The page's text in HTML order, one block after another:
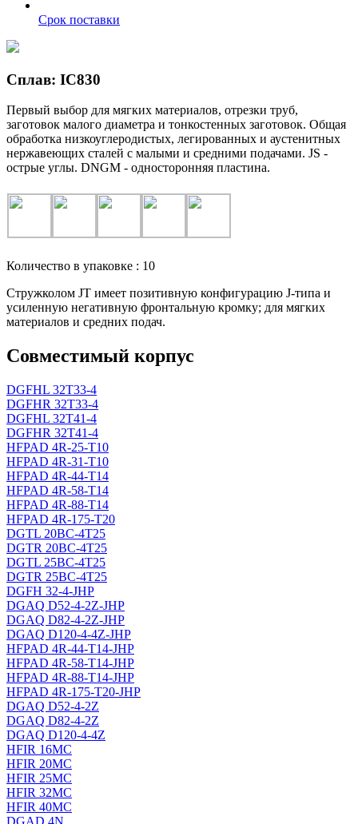
Срок поставки
Сплав: IC830
Первый выбор для мягких материалов, отрезки труб,
заготовок малого диаметра и тонкостенных заготовок. Общая
обработка низкоуглеродистых, легированных и аустенитных
нержавеющих сталей с малыми и средними подачами. JS -
острые углы. DNGM - односторонняя пластина.
Количество в упаковке : 10
Стружколом JT имеет позитивную конфигурацию J-типа и
усиленную негативную фронтальную кромку; для мягких
материалов и средних подач.
Совместимый корпус
DGFHL 32T33-4
DGFHR 32T33-4
DGFHL 32T41-4
DGFHR 32T41-4
HFPAD 4R-25-T10
HFPAD 4R-31-T10
HFPAD 4R-44-T14
HFPAD 4R-58-T14
HFPAD 4R-88-T14
HFPAD 4R-175-T20
DGTL 20BC-4T25
DGTR 20BC-4T25
DGTL 25BC-4T25
DGTR 25BC-4T25
DGFH 32-4-JHP
DGAQ D52-4-2Z-JHP
DGAQ D82-4-2Z-JHP
DGAQ D120-4-4Z-JHP
HFPAD 4R-44-T14-JHP
HFPAD 4R-58-T14-JHP
HFPAD 4R-88-T14-JHP
HFPAD 4R-175-T20-JHP
DGAQ D52-4-2Z
DGAQ D82-4-2Z
DGAQ D120-4-4Z
HFIR 16MC
HFIR 20MC
HFIR 25MC
HFIR 32MC
HFIR 40MC